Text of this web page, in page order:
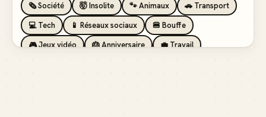
🗞️ Société
🤯 Insolite 🐾 Animaux
🚗 Transport
💻 Tech
📱 Réseaux sociaux
🍔 Bouffe
🎮 Jeux vidéo
🎂 Anniversaire
💼 Travail